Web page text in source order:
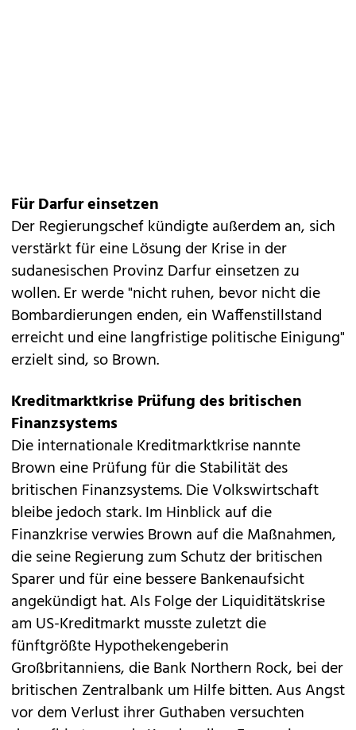
Für Darfur einsetzen
Der Regierungschef kündigte außerdem an, sich
verstärkt für eine Lösung der Krise in der
sudanesischen Provinz Darfur einsetzen zu
wollen. Er werde "nicht ruhen, bevor nicht die
Bombardierungen enden, ein Waffenstillstand
erreicht und eine langfristige politische Einigung"
erzielt sind, so Brown.
Kreditmarktkrise Prüfung des britischen
Finanzsystems
Die internationale Kreditmarktkrise nannte
Brown eine Prüfung für die Stabilität des
britischen Finanzsystems. Die Volkswirtschaft
bleibe jedoch stark. Im Hinblick auf die
Finanzkrise verwies Brown auf die Maßnahmen,
die seine Regierung zum Schutz der britischen
Sparer und für eine bessere Bankenaufsicht
angekündigt hat. Als Folge der Liquiditätskrise
am US-Kreditmarkt musste zuletzt die
fünftgrößte Hypothekengeberin
Großbritanniens, die Bank Northern Rock, bei der
britischen Zentralbank um Hilfe bitten. Aus Angst
vor dem Verlust ihrer Guthaben versuchten